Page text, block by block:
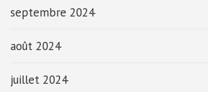
septembre 2024
août 2024
juillet 2024